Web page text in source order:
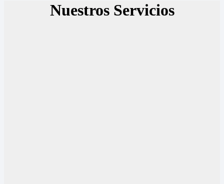
Nuestros Servicios